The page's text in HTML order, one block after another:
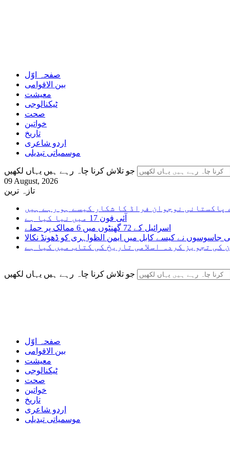
صفحہ اوّل
بین الاقوامی
معیشت
ٹیکنالوجی
صحت
خواتین
تاریخ
اردو شاعری
موسمیاتی تبدیلی
جو تلاش کرنا چاہ رہے ہیں یہاں لکھیں
09 August, 2026
تازہ ترین
پاکستانی نوجوان فراڈ کا شکار کیسے ہو رہے ہیں
آئی فون 17 میں نیا کیا ہے
اسرائیل کے 72 گھنٹوں میں 6 ممالک پر حملے
جاسوسوں نے کیسے کابل میں ایمن الظواہری کو ڈھونڈ نکالا
کی تجویز کردہ اسلامی تاریخ کی کتاب میں کیا ہے
جو تلاش کرنا چاہ رہے ہیں یہاں لکھیں
صفحہ اوّل
بین الاقوامی
معیشت
ٹیکنالوجی
صحت
خواتین
تاریخ
اردو شاعری
موسمیاتی تبدیلی